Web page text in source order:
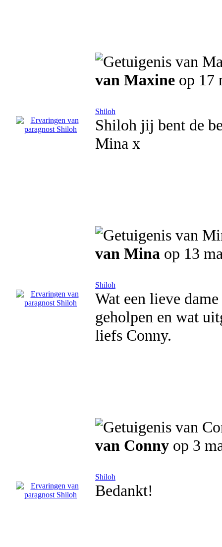
van Maxine op 17
Shiloh
Shiloh jij bent de
Mina x
van Mina op 13
Shiloh
Wat een lieve
geholpen en wat
liefs Conny.
van Conny op 3
Shiloh
Bedankt!